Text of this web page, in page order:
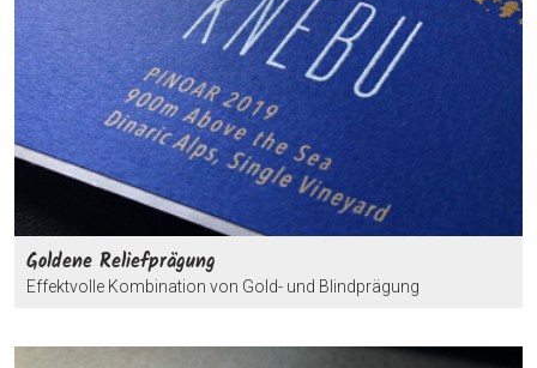
Goldene Reliefprägung
Effektvolle Kombination von Gold- und Blindprägung